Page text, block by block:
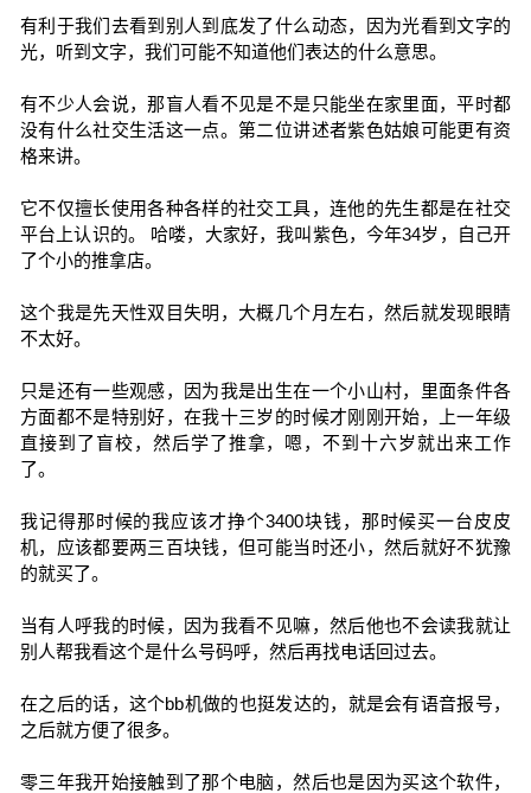
有利于我们去看到别人到底发了什么动态，因为光看到文字的
光，听到文字，我们可能不知道他们表达的什么意思。
有不少人会说，那盲人看不见是不是只能坐在家里面，平时都
没有什么社交生活这一点。第二位讲述者紫色姑娘可能更有资
格来讲。
它不仅擅长使用各种各样的社交工具，连他的先生都是在社交
平台上认识的。 哈喽，大家好，我叫紫色，今年34岁，自己开
了个小的推拿店。
这个我是先天性双目失明，大概几个月左右，然后就发现眼睛
不太好。
只是还有一些观感，因为我是出生在一个小山村，里面条件各
方面都不是特别好，在我十三岁的时候才刚刚开始，上一年级
直接到了盲校，然后学了推拿，嗯，不到十六岁就出来工作
了。
我记得那时候的我应该才挣个3400块钱，那时候买一台皮皮
机，应该都要两三百块钱，但可能当时还小，然后就好不犹豫
的就买了。
当有人呼我的时候，因为我看不见嘛，然后他也不会读我就让
别人帮我看这个是什么号码呼，然后再找电话回过去。
在之后的话，这个bb机做的也挺发达的，就是会有语音报号，
之后就方便了很多。
零三年我开始接触到了那个电脑，然后也是因为买这个软件，